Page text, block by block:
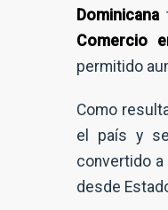
Dominicana
Comercio
permitido
Como
el país y
convertido a
desde